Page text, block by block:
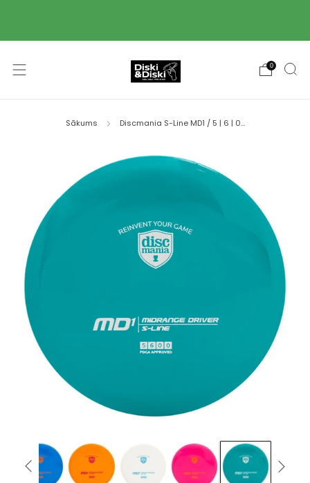
0
Sākums Discmania S-Line MD1 / 5 | 6 | 0...